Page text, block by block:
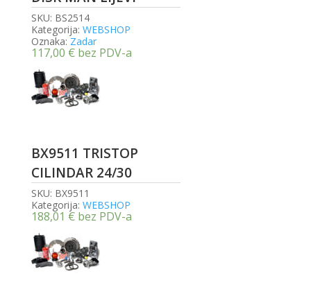
SKU: BS2514
Kategorija: WEBSHOP
Oznaka: Zadar
117,00 € bez PDV-a
BX9511 TRISTOP
CILINDAR 24/30
SKU: BX9511
Kategorija: WEBSHOP
188,01 € bez PDV-a